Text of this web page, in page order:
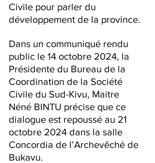
Civile pour parler du
développement de la province.
Dans un communiqué rendu
public le 14 octobre 2024, la
Présidente du Bureau de la
Coordination de la Société
Civile du Sud-Kivu, Maitre
Néné BINTU précise que ce
dialogue est repoussé au 21
octobre 2024 dans la salle
Concordia de l’Archevêché de
Bukavu.